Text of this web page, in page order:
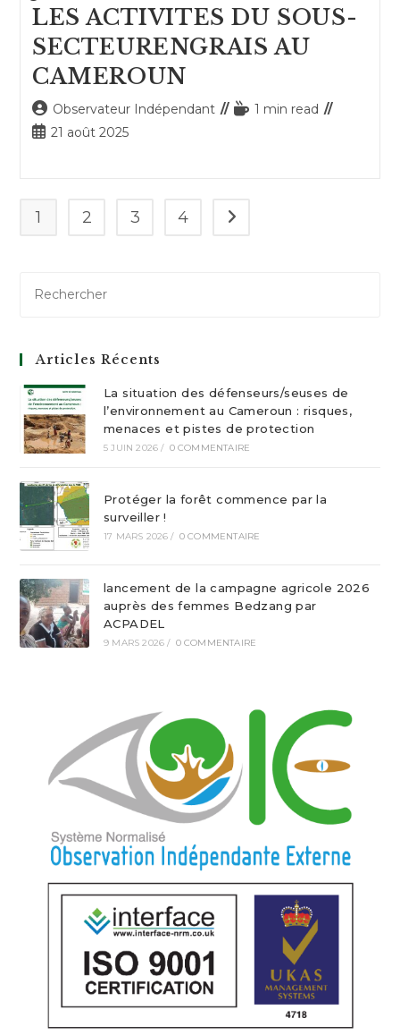
LES ACTIVITES DU SOUS-
SECTEURENGRAIS AU
CAMEROUN
Auteur/autrice
de
Observateur Indépendant
Temps1 min read
Publication
21 août 2025
1 2 3 4 Aller à la page suivante
Articles Récents
La situation des défenseurs/seuses de
l’environnement au Cameroun : risques,
menaces et pistes de protection
5 JUIN 2026 / 0 COMMENTAIRE
Protéger la forêt commence par la
surveiller !
17 MARS 2026 / 0 COMMENTAIRE
lancement de la campagne agricole 2026
auprès des femmes Bedzang par
ACPADEL
9 MARS 2026 / 0 COMMENTAIRE